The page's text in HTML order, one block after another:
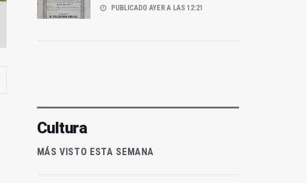
PUBLICADO AYER A LAS 12:21
Cultura
MÁS VISTO ESTA SEMANA